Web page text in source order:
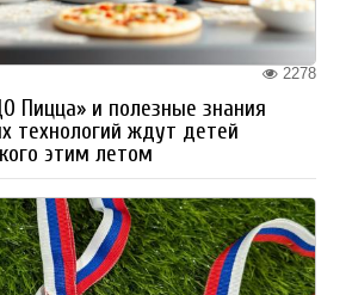
2278
Пицца» и полезные знания
технологий ждут детей
этим летом